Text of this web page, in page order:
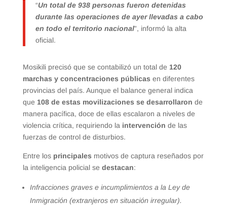
“Un total de 938 personas fueron detenidas
durante las operaciones de ayer llevadas a cabo
en todo el territorio nacional”, informó la alta
oficial.
Mosikili precisó que se contabilizó un total de 120
marchas y concentraciones públicas en diferentes
provincias del país. Aunque el balance general indica
que 108 de estas movilizaciones se desarrollaron de
manera pacífica, doce de ellas escalaron a niveles de
violencia crítica, requiriendo la intervención de las
fuerzas de control de disturbios.
Entre los principales motivos de captura reseñados por
la inteligencia policial se destacan:
Infracciones graves e incumplimientos a la Ley de
Inmigración (extranjeros en situación irregular).